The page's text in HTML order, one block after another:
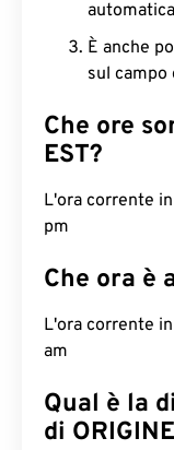
È anche
sul campo
Che ore
EST?
L'ora corrente
pm
Che ora è
L'ora corrente
am
Qual è la
di